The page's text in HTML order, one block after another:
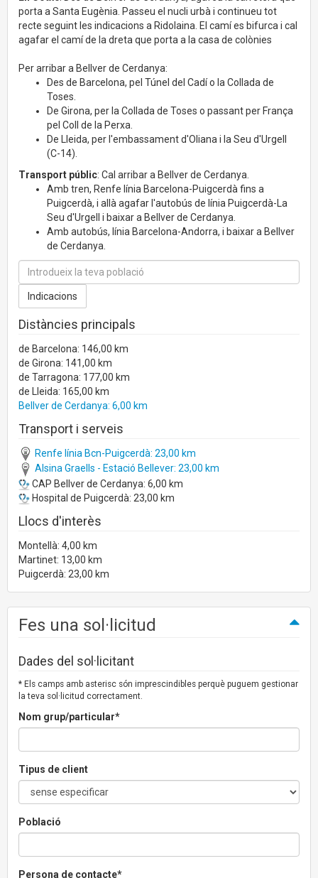
porta a Santa Eugènia. Passeu el nucli urbà i continueu tot
recte seguint les indicacions a Ridolaina. El camí es bifurca i cal
agafar el camí de la dreta que porta a la casa de colònies
Per arribar a Bellver de Cerdanya:
Des de Barcelona, pel Túnel del Cadí o la Collada de
Toses.
De Girona, per la Collada de Toses o passant per França
pel Coll de la Perxa.
De Lleida, per l'embassament d'Oliana i la Seu d'Urgell
(C-14).
Transport públic: Cal arribar a Bellver de Cerdanya.
Amb tren, Renfe línia Barcelona-Puigcerdà fins a
Puigcerdà, i allà agafar l'autobús de línia Puigcerdà-La
Seu d'Urgell i baixar a Bellver de Cerdanya.
Amb autobús, línia Barcelona-Andorra, i baixar a Bellver
de Cerdanya.
Distàncies principals
de Barcelona: 146,00 km
de Girona: 141,00 km
de Tarragona: 177,00 km
de Lleida: 165,00 km
Bellver de Cerdanya: 6,00 km
Transport i serveis
Renfe línia Bcn-Puigcerdà: 23,00 km
Alsina Graells - Estació Bellever: 23,00 km
CAP Bellver de Cerdanya: 6,00 km
Hospital de Puigcerdà: 23,00 km
Llocs d'interès
Montellà: 4,00 km
Martinet: 13,00 km
Puigcerdà: 23,00 km
Fes una sol·licitud
Dades del sol·licitant
* Els camps amb asterisc són imprescindibles perquè puguem gestionar
la teva sol·licitud correctament.
Nom grup/particular*
Tipus de client
Població
Persona de contacte*